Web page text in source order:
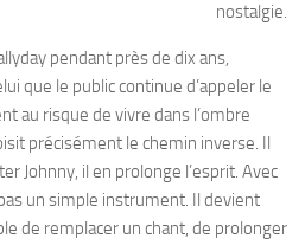
nostalgie.
pendant près de dix ans,
que le public continue d’appeler le
au risque de vivre dans l’ombre
précisément le chemin inverse. Il
Johnny, il en prolonge l’esprit. Avec
un simple instrument. Il devient
de remplacer un chant, de prolonger